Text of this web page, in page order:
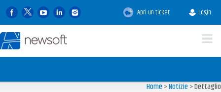
Apri un ticket Login
Home>Notizie>Dettaglio